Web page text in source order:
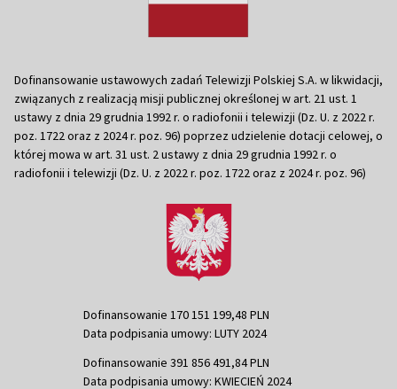
Dofinansowanie ustawowych zadań Telewizji Polskiej S.A. w likwidacji,
związanych z realizacją misji publicznej określonej w art. 21 ust. 1
ustawy z dnia 29 grudnia 1992 r. o radiofonii i telewizji (Dz. U. z 2022 r.
poz. 1722 oraz z 2024 r. poz. 96) poprzez udzielenie dotacji celowej, o
której mowa w art. 31 ust. 2 ustawy z dnia 29 grudnia 1992 r. o
radiofonii i telewizji (Dz. U. z 2022 r. poz. 1722 oraz z 2024 r. poz. 96)
Dofinansowanie 170 151 199,48 PLN
Data podpisania umowy: LUTY 2024
Dofinansowanie 391 856 491,84 PLN
Data podpisania umowy: KWIECIEŃ 2024